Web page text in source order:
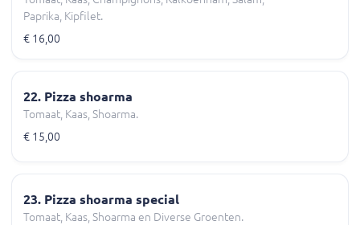
Paprika, Kipfilet.
€ 16,00
22. Pizza shoarma
Tomaat, Kaas, Shoarma.
€ 15,00
23. Pizza shoarma special
Tomaat, Kaas, Shoarma en Diverse Groenten.